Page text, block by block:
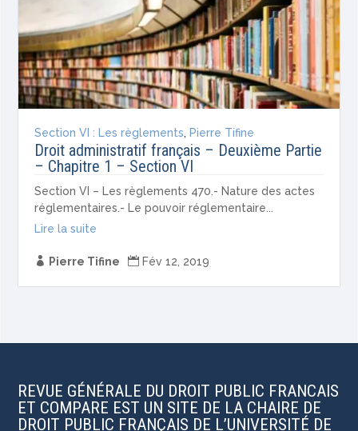
Section VI : Les règlements, Pierre Tifine
Droit administratif français – Deuxième Partie
– Chapitre 1 – Section VI
Section VI – Les règlements 470.- Nature des actes
réglementaires.- Le pouvoir réglementaire...
Lire la suite
 Pierre Tifine  Fév 12, 2019
REVUE GÉNÉRALE DU DROIT PUBLIC FRANCAIS
ET COMPARE EST UN SITE DE LA CHAIRE DE
DROIT PUBLIC FRANÇAIS DE L’UNIVERSITÉ DE